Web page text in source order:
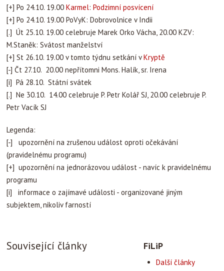
[+] Po 24.10. 19.00 Karmel: Podzimní posvícení
[+] Po 24.10. 19.00 PoVyK: Dobrovolnice v Indii
[.] Út 25.10. 19.00 celebruje Marek Orko Vácha, 20.00 KZV:
M.Staněk: Svátost manželství
[+] St 26.10. 19.00 v tomto týdnu setkání vKryptě
[-] Čt 27.10. 20.00 nepřítomni Mons. Halík, sr. Irena
[i] Pá 28.10. Státní svátek
[.] Ne 30.10. 14.00 celebruje P. Petr Kolář SJ, 20.00 celebruje P.
Petr Vacík SJ
Legenda:
[-] upozornění na zrušenou událost oproti očekávání
(pravidelnému programu)
[+] upozornění na jednorázovou událost - navíc k pravidelnému
programu
[i] informace o zajímavé události - organizované jiným
subjektem, nikoliv farností
Související články FiLiP
Další články